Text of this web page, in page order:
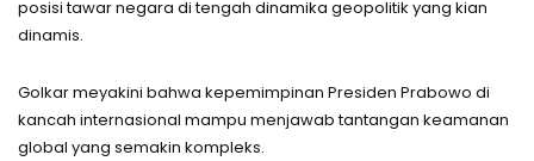
posisi tawar negara di tengah dinamika geopolitik yang kian
dinamis.
Golkar meyakini bahwa kepemimpinan Presiden Prabowo di
kancah internasional mampu menjawab tantangan keamanan
global yang semakin kompleks.